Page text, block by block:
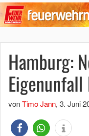
Hamburg:
vonTimo Jann, 3. Juni